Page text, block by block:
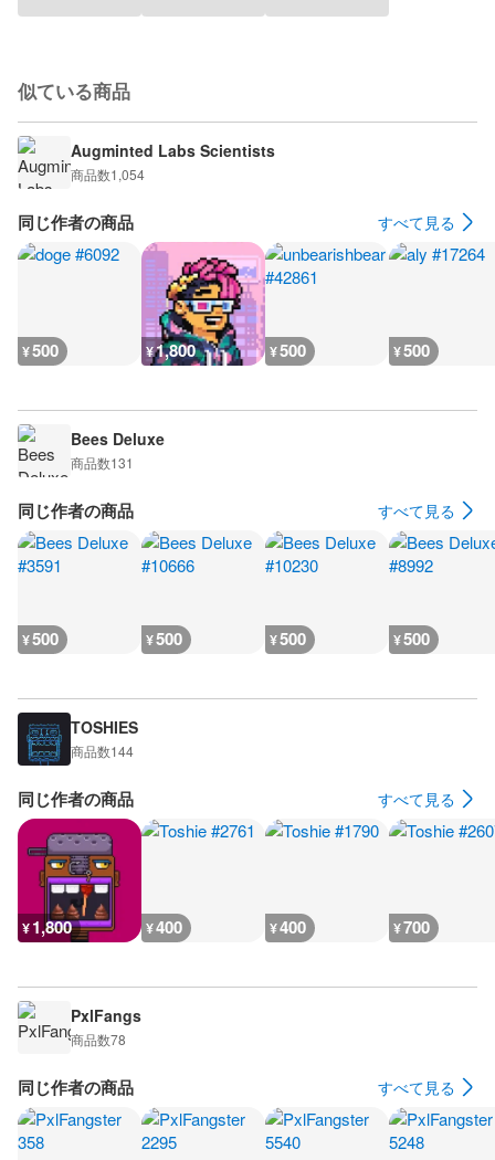
似ている商品
Augminted Labs Scientists
商品数1,054
同じ作者の商品 すべて見る
¥500 ¥1,800 ¥500 ¥500
Bees Deluxe
商品数131
同じ作者の商品 すべて見る
¥500 ¥500 ¥500 ¥500
TOSHIES
商品数144
同じ作者の商品 すべて見る
¥1,800 ¥400 ¥400 ¥700
PxlFangs
商品数78
同じ作者の商品 すべて見る